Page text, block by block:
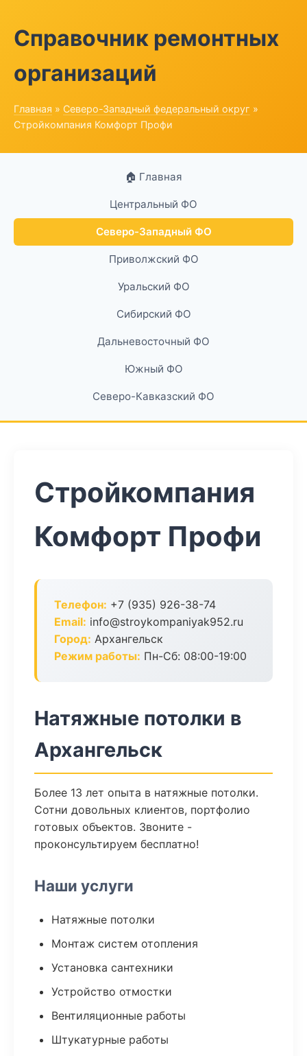
Справочник ремонтных
организаций
Главная » Северо-Западный федеральный округ »
Стройкомпания Комфорт Профи
🏠 Главная
Центральный ФО
Северо-Западный ФО
Приволжский ФО
Уральский ФО
Сибирский ФО
Дальневосточный ФО
Южный ФО
Северо-Кавказский ФО
Стройкомпания
Комфорт Профи
Телефон: +7 (935) 926-38-74
Email: info@stroykompaniyak952.ru
Город: Архангельск
Режим работы: Пн-Сб: 08:00-19:00
Натяжные потолки в
Архангельск
Более 13 лет опыта в натяжные потолки.
Сотни довольных клиентов, портфолио
готовых объектов. Звоните -
проконсультируем бесплатно!
Наши услуги
Натяжные потолки
Монтаж систем отопления
Установка сантехники
Устройство отмостки
Вентиляционные работы
Штукатурные работы